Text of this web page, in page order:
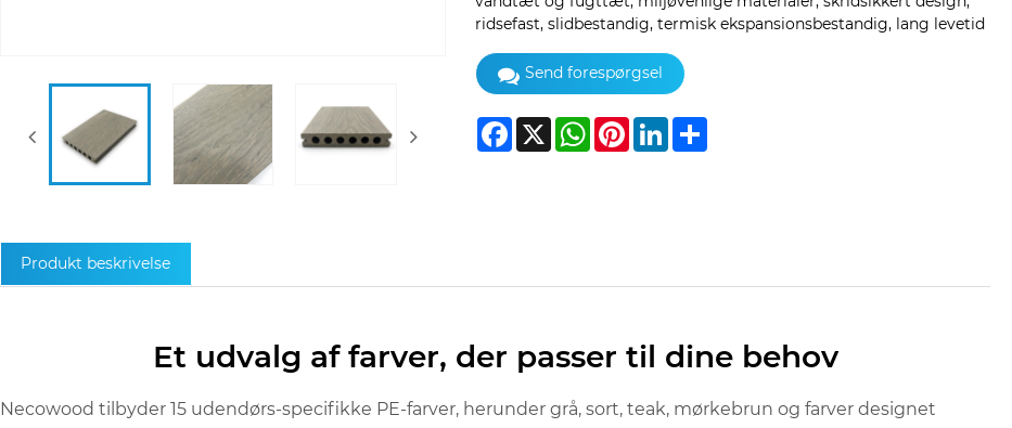
ridsefast, slidbestandig, termisk ekspansionsbestandig, lang levetid
Send forespørgsel
Facebook
X WhatsApp
PinterestLinkedIn
Produkt beskrivelse
Et udvalg af farver, der passer til dine behov
Necowood tilbyder 15 udendørs-specifikke PE-farver, herunder grå, sort, teak, mørkebrun og farver designet